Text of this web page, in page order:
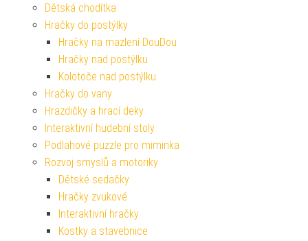
Dětská chodítka
Hračky do postýlky
Hračky na mazlení DouDou
Hračky nad postýlku
Kolotoče nad postýlku
Hračky do vany
Hrazdičky a hrací deky
Interaktivní hudební stoly
Podlahové puzzle pro miminka
Rozvoj smyslů a motoriky
Dětské sedačky
Hračky zvukové
Interaktivní hračky
Kostky a stavebnice